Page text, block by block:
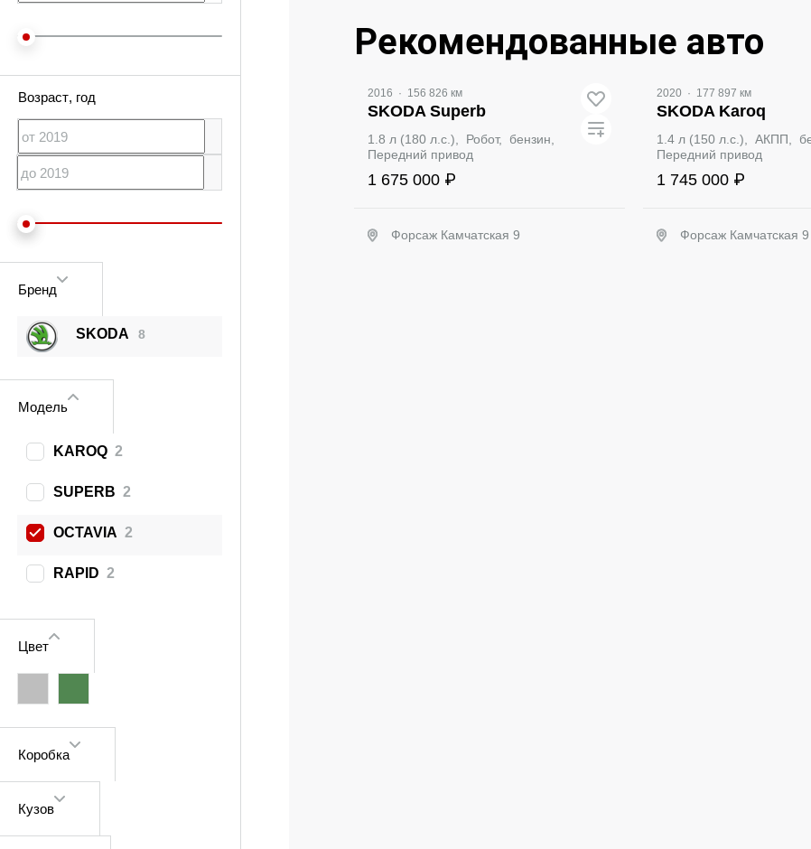
Возраст, год
Бренд
SKODA 8
Модель
KAROQ 2
SUPERB 2
OCTAVIA 2
RAPID 2
Цвет
Коробка
Кузов
Рекомендованные авто
Видео
2016 · 156 826 км
SKODA Superb
1.8 л (180 л.с.), Робот, бензин,
Передний привод
1 675 000 ₽
Форсаж Камчатская 9
2020 · 177 897 км
SKODA Karoq
1.4 л (150 л.с.), АКПП,
Передний привод
1 745 000 ₽
Форсаж Камчатская 9